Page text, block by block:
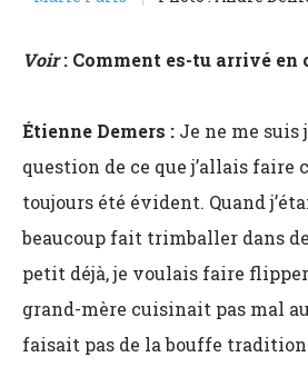
Voir: Comment es-tu arrivé en
Étienne Demers : Je ne me suis
question de ce que j’allais faire
toujours été évident. Quand
beaucoup fait trimballer dans
petit déjà, je voulais faire
grand-mère cuisinait pas mal
faisait pas de la bouffe